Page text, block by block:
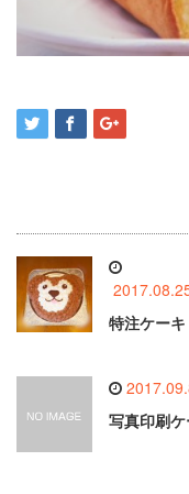
特注ケーキ
写真印刷ケ